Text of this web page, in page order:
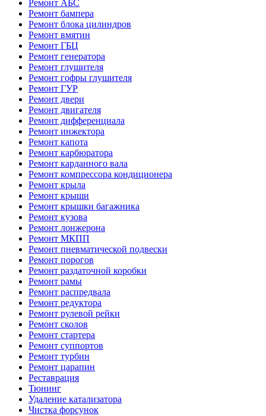
Ремонт АБС
Ремонт бампера
Ремонт блока цилиндров
Ремонт вмятин
Ремонт ГБЦ
Ремонт генератора
Ремонт глушителя
Ремонт гофры глушителя
Ремонт ГУР
Ремонт двери
Ремонт двигателя
Ремонт дифференциала
Ремонт инжектора
Ремонт капота
Ремонт карбюратора
Ремонт карданного вала
Ремонт компрессора кондиционера
Ремонт крыла
Ремонт крыши
Ремонт крышки багажника
Ремонт кузова
Ремонт лонжерона
Ремонт МКПП
Ремонт пневматической подвески
Ремонт порогов
Ремонт раздаточной коробки
Ремонт рамы
Ремонт распредвала
Ремонт редуктора
Ремонт рулевой рейки
Ремонт сколов
Ремонт стартера
Ремонт суппортов
Ремонт турбин
Ремонт царапин
Реставрация
Тюнинг
Удаление катализатора
Чистка форсунок